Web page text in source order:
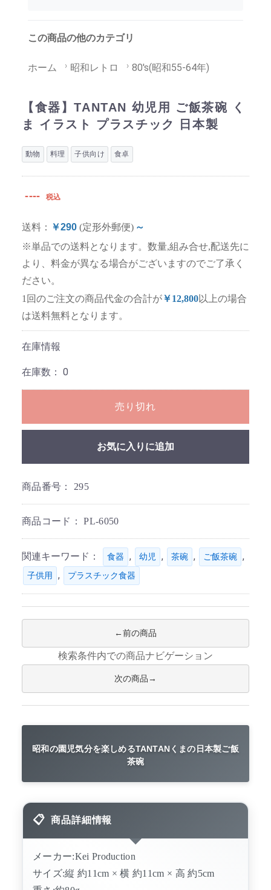
この商品の他のカテゴリ
ホーム 昭和レトロ 80's(昭和55-64年)
【食器】TANTAN 幼児用 ご飯茶碗 く
ま イラスト プラスチック 日本製
動物 料理 子供向け 食卓
---- 税込
送料： ￥290 (定形外郵便) ～
※単品での送料となります。数量,組み合せ,配送先に
より、料金が異なる場合がございますのでご了承く
ださい。
1回のご注文の商品代金の合計が￥12,800以上の場合
は送料無料となります。
在庫情報
在庫数： 0
売り切れ
お気に入りに追加
商品番号： 295
商品コード：PL-6050
関連キーワード： 食器 , 幼児 , 茶碗 , ご飯茶碗 ,
子供用 , プラスチック食器
前の商品
検索条件内での商品ナビゲーション
次の商品
昭和の園児気分を楽しめるTANTANくまの日本製ご飯
茶碗
商品詳細情報
メーカー:Kei Production
サイズ:縦 約11cm × 横 約11cm × 高 約5cm